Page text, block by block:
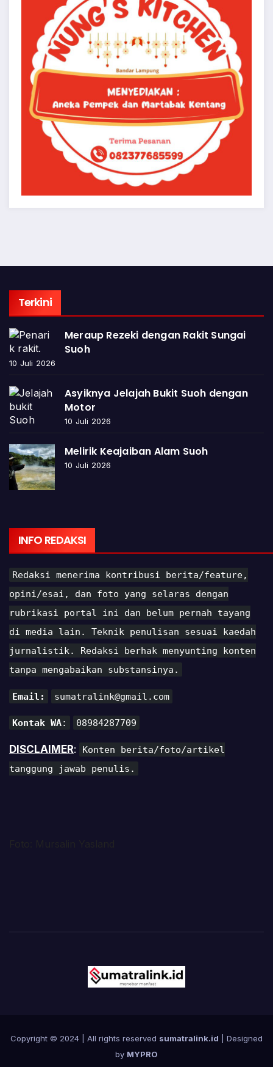
Terkini
Meraup Rezeki dengan Rakit Sungai
Suoh
10 Juli 2026
Asyiknya Jelajah Bukit Suoh dengan
Motor
10 Juli 2026
Melirik Keajaiban Alam Suoh
10 Juli 2026
INFO REDAKSI
Redaksi menerima kontribusi berita/feature,
opini/esai, dan foto yang selaras dengan
rubrikasi portal ini dan belum pernah tayang
di media lain. Teknik penulisan sesuai kaedah
jurnalistik. Redaksi berhak menyunting konten
tanpa mengabaikan substansinya.
Email: sumatralink@gmail.com
Kontak WA: 08984287709
DISCLAIMER:
Konten berita/foto/artikel
tanggung jawab penulis.
Copyright © 2024 | All rights reserved sumatralink.id | Designed
by MYPRO